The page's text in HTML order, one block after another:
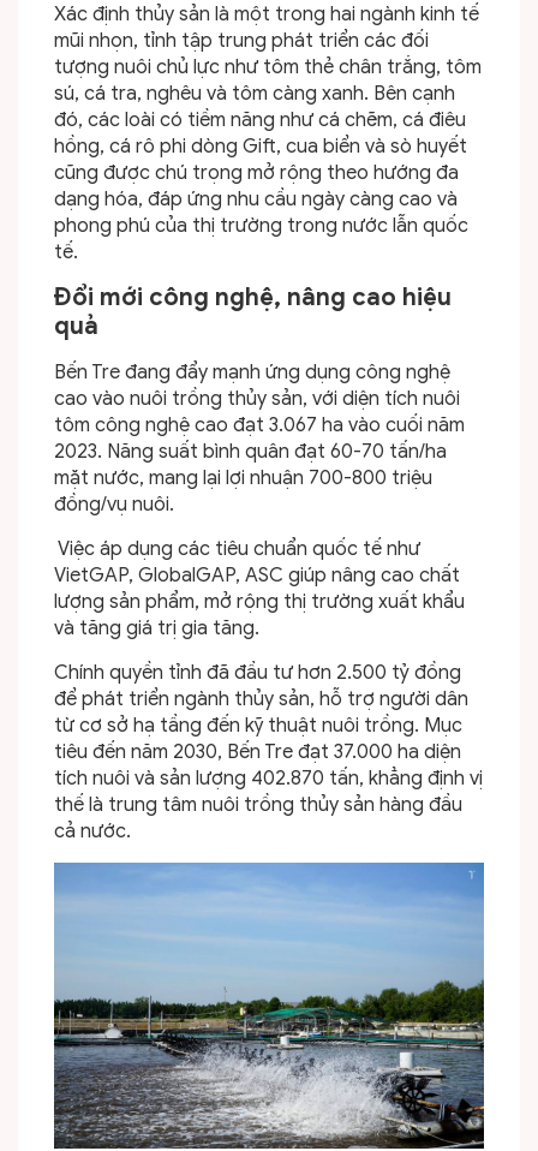
Xác định thủy sản là một trong hai ngành kinh tế
mũi nhọn, tỉnh tập trung phát triển các đối
tượng nuôi chủ lực như tôm thẻ chân trắng, tôm
sú, cá tra, nghêu và tôm càng xanh. Bên cạnh
đó, các loài có tiềm năng như cá chẽm, cá điêu
hồng, cá rô phi dòng Gift, cua biển và sò huyết
cũng được chú trọng mở rộng theo hướng đa
dạng hóa, đáp ứng nhu cầu ngày càng cao và
phong phú của thị trường trong nước lẫn quốc
tế.
Đổi mới công nghệ, nâng cao hiệu
quả
Bến Tre đang đẩy mạnh ứng dụng công nghệ
cao vào nuôi trồng thủy sản, với diện tích nuôi
tôm công nghệ cao đạt 3.067 ha vào cuối năm
2023. Năng suất bình quân đạt 60-70 tấn/ha
mặt nước, mang lại lợi nhuận 700-800 triệu
đồng/vụ nuôi.
Việc áp dụng các tiêu chuẩn quốc tế như
VietGAP, GlobalGAP, ASC giúp nâng cao chất
lượng sản phẩm, mở rộng thị trường xuất khẩu
và tăng giá trị gia tăng.
Chính quyền tỉnh đã đầu tư hơn 2.500 tỷ đồng
để phát triển ngành thủy sản, hỗ trợ người dân
từ cơ sở hạ tầng đến kỹ thuật nuôi trồng. Mục
tiêu đến năm 2030, Bến Tre đạt 37.000 ha diện
tích nuôi và sản lượng 402.870 tấn, khẳng định vị
thế là trung tâm nuôi trồng thủy sản hàng đầu
cả nước.